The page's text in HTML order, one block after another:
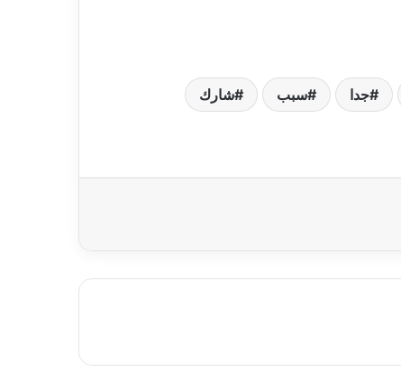
جدا سبب شارك